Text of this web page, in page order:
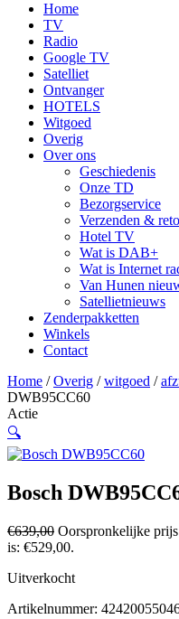
Home
TV
Radio
Google TV
Satelliet
Ontvanger
HOTELS
Witgoed
Overig
Over ons
Geschiedenis
Onze TD
Bezorgservice
Verzenden &
Hotel TV
Wat is DAB+
Wat is Internet
Van Hunen
Satellietnieuws
Zenderpakketten
Winkels
Contact
Home /Overig /witgoed /
DWB95CC60
Actie
🔍
Bosch
€639,00 Oorspronkelijke
is: €529,00.
Uitverkocht
Artikelnummer: